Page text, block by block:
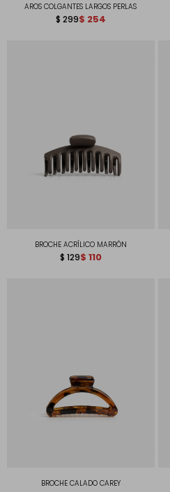
AROS COLGANTES LARGOS PERLAS
$ 299$ 254
BROCHE ACRÍLICO MARRÓN
$ 129$ 110
BROCHE CALADO CAREY